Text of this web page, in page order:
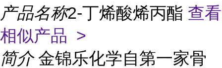
产品名称2-丁烯酸烯丙酯 查看
相似产品 >
简介 金锦乐化学自第一家骨